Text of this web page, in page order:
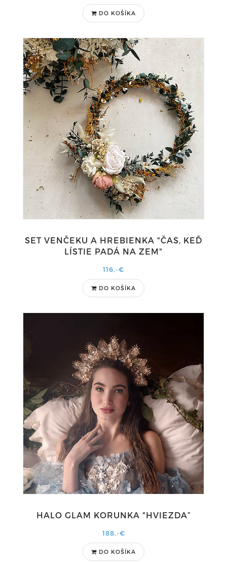
DO KOŠÍKA
SET VENČEKU A HREBIENKA "ČAS, KEĎ
LÍSTIE PADÁ NA ZEM"
116,-€
DO KOŠÍKA
HALO GLAM KORUNKA "HVIEZDA”
188,-€
DO KOŠÍKA